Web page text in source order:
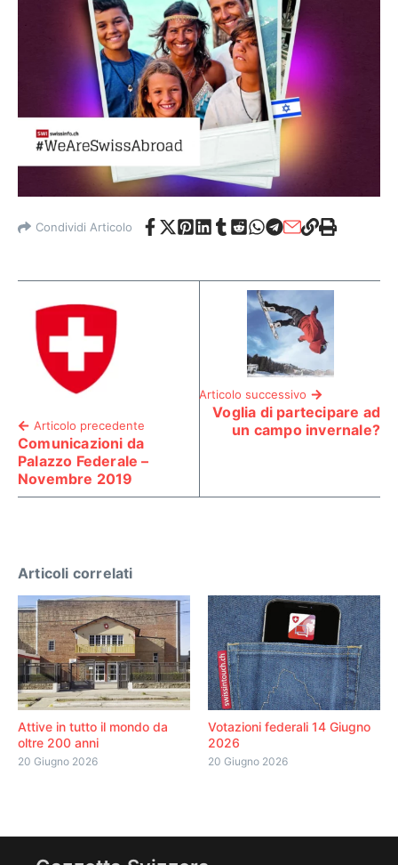
Condividi Articolo
Articolo precedente
Comunicazioni da
Palazzo Federale –
Novembre 2019
Articolo successivo
Voglia di partecipare ad
un campo invernale?
Articoli correlati
Attive in tutto il mondo da
oltre 200 anni
20 Giugno 2026
Votazioni federali 14 Giugno
2026
20 Giugno 2026